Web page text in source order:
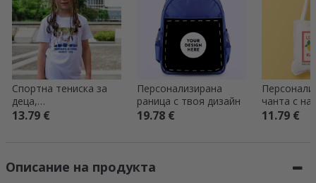
Спортна тениска за
деца,
персонализирана със
13.79 €
Персонализирана
раница с твоя дизайн
19.78 €
чанта с
Summer
11.79 €
Описание на продукта